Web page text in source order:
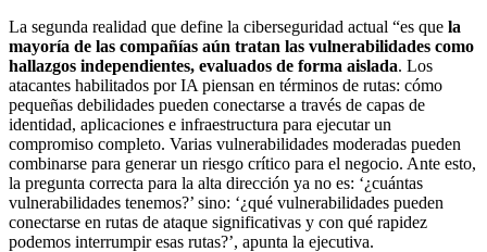
La segunda realidad que define la ciberseguridad actual “es que la
mayoría de las compañías aún tratan las vulnerabilidades como
hallazgos independientes, evaluados de forma aislada. Los
atacantes habilitados por IA piensan en términos de rutas: cómo
pequeñas debilidades pueden conectarse a través de capas de
identidad, aplicaciones e infraestructura para ejecutar un
compromiso completo. Varias vulnerabilidades moderadas pueden
combinarse para generar un riesgo crítico para el negocio. Ante esto,
la pregunta correcta para la alta dirección ya no es: ‘¿cuántas
vulnerabilidades tenemos?’ sino: ‘¿qué vulnerabilidades pueden
conectarse en rutas de ataque significativas y con qué rapidez
podemos interrumpir esas rutas?’, apunta la ejecutiva.